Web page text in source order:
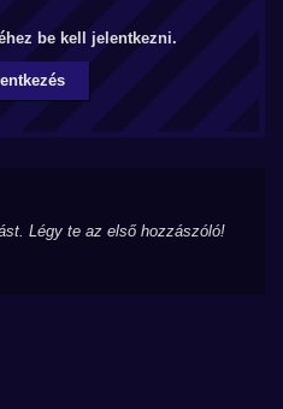
be kell jelentkezni.
Légy te az első hozzászóló!